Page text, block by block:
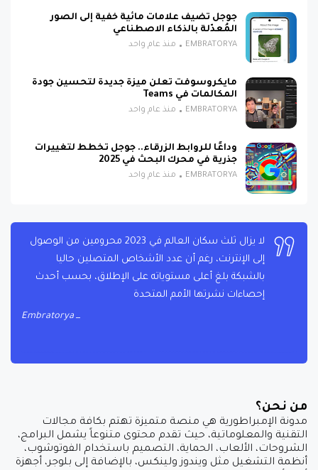
جوجل تضيف علامات مائية خفية إلى الصور
المُعدّلة بالذكاء الاصطناعي
EMBRATORYA منذ عام واحد
مايكروسوفت تعلن ميزة جديدة لتحسين جودة
المكالمات في Teams
EMBRATORYA منذ عام واحد
وداعًا للروابط الزرقاء.. جوجل تخطط لتغييرات
جذرية في محرك البحث في 2025
EMBRATORYA منذ عام واحد
لا يزال ثلث سكان العالم في 2023 محرومين من الوصول
إلى الإنترنت، رغم أن عدد الأشخاص المتصلين حاليا
بالشبكة بلغ أعلى مستوياته على الإطلاق، بحسب أحدث
إحصاءات نشرتها الأمم المتحدة
Embratorya
من نحن؟
مدونة الإمبراطورية هي منصة متميزة تهتم بكافة مجالات
التقنية والمعلوماتية، حيث تقدم محتوى متنوعاً يشمل البرامج،
الشروحات، الألعاب، الحماية، التصميم باستخدام الفوتوشوب،
أنظمة التشغيل مثل ويندوز ولينكس، بالإضافة إلى بلوجر، أجهزة